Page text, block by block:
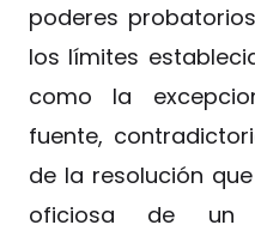
poderes
los límites
como la
fuente,
de la resolución
oficiosa de un